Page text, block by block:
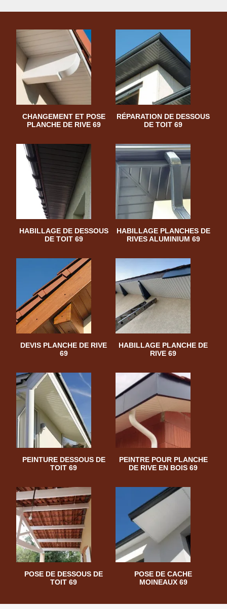
CHANGEMENT ET POSE
PLANCHE DE RIVE 69
RÉPARATION DE DESSOUS
DE TOIT 69
HABILLAGE DE DESSOUS
DE TOIT 69
HABILLAGE PLANCHES DE
RIVES ALUMINIUM 69
DEVIS PLANCHE DE RIVE
69
HABILLAGE PLANCHE DE
RIVE 69
PEINTURE DESSOUS DE
TOIT 69
PEINTRE POUR PLANCHE
DE RIVE EN BOIS 69
POSE DE DESSOUS DE
TOIT 69
POSE DE CACHE
MOINEAUX 69